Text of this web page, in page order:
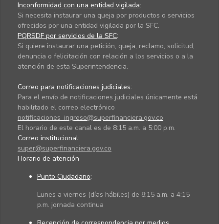
Inconformidad con una entidad vigilada:
Si necesita instaurar una queja por productos o servicios
ofrecidos por una entidad vigilada por la SFC.
PQRSDF por servicios de la SFC:
Si quiere instaurar una petición, queja, reclamo, solicitud,
denuncia o felicitación con relación a los servicios o a la
atención de esta Superintendencia.
Correo para notificaciones judiciales:
Para el envío de notificaciones judiciales únicamente está
habilitado el correo electrónico
notificaciones_ingreso@superfinanciera.gov.co
El horario de este canal es de 8:15 a.m. a 5:00 p.m.
Correo institucional:
super@superfinanciera.gov.co
Horario de atención
Punto Ciudadano:
Lunes a viernes (días hábiles) de 8:15 a.m. a 4:15
p.m. jornada continua